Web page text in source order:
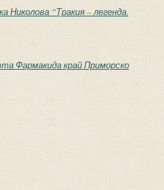
Николова “Тракия – легенда.
Фармакида край Приморско